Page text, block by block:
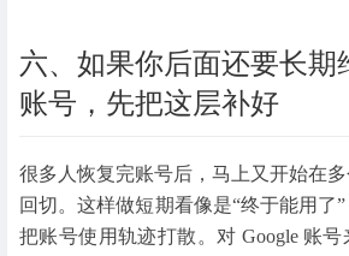
六、如果你后面还要长期
账号，先把这层补好
很多人恢复完账号后，马上又开始在
回切。这样做短期看像是“终于能用了
把账号使用轨迹打散。对 Google 账